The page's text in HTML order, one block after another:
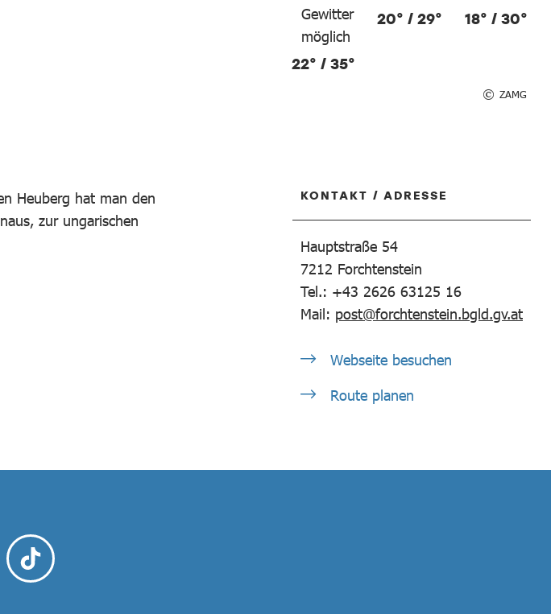
22° / 35°
20° / 29° 18° / 30°
ZAMG
Heuberg hat man den
zur ungarischen
KONTAKT / ADRESSE
Hauptstraße 54
7212 Forchtenstein
Tel.: +43 2626 63125 16
Mail: post@forchtenstein.bgld.gv.at
Webseite besuchen
Route planen